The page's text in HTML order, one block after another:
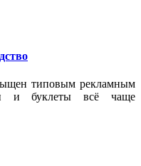
типовым рекламным
и буклеты всё чаще